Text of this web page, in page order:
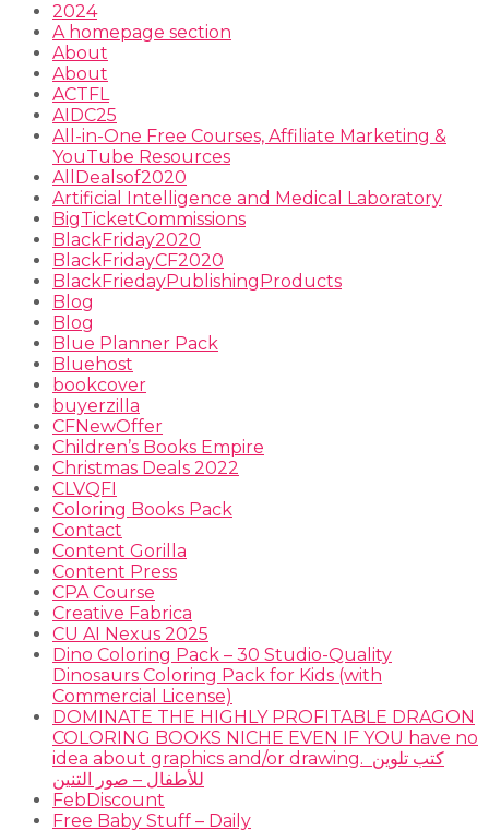
2024
A homepage section
About
About
ACTFL
AIDC25
All-in-One Free Courses, Affiliate Marketing &
YouTube Resources
AllDealsof2020
Artificial Intelligence and Medical Laboratory
BigTicketCommissions
BlackFriday2020
BlackFridayCF2020
BlackFriedayPublishingProducts
Blog
Blog
Blue Planner Pack
Bluehost
bookcover
buyerzilla
CFNewOffer
Children’s Books Empire
Christmas Deals 2022
CLVQFI
Coloring Books Pack
Contact
Content Gorilla
Content Press
CPA Course
Creative Fabrica
CU AI Nexus 2025
Dino Coloring Pack – 30 Studio-Quality
Dinosaurs Coloring Pack for Kids (with
Commercial License)
DOMINATE THE HIGHLY PROFITABLE DRAGON
COLORING BOOKS NICHE EVEN IF YOU have no
idea about graphics and/or drawing. ​ كتب تلوين
للأطفال – صور التنين
FebDiscount
Free Baby Stuff – Daily